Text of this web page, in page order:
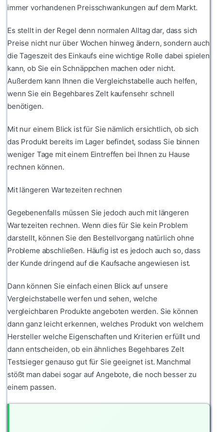
immer vorhandenen Preisschwankungen auf dem Markt.
Es stellt in der Regel denn normalen Alltag dar, dass sich
Preise nicht nur über Wochen hinweg ändern, sondern auch
die Tageszeit des Einkaufs eine wichtige Rolle dabei spielen
kann, ob Sie ein Schnäppchen machen oder nicht.
Außerdem kann Ihnen die Vergleichstabelle auch helfen,
wenn Sie ein Begehbares Zelt kaufensehr schnell
benötigen.
Mit nur einem Blick ist für Sie nämlich ersichtlich, ob sich
das Produkt bereits im Lager befindet, sodass Sie binnen
weniger Tage mit einem Eintreffen bei Ihnen zu Hause
rechnen können.
Mit längeren Wartezeiten rechnen
Gegebenenfalls müssen Sie jedoch auch mit längeren
Wartezeiten rechnen. Wenn dies für Sie kein Problem
darstellt, können Sie den Bestellvorgang natürlich ohne
Probleme abschließen. Häufig ist es jedoch auch so, dass
der Kunde dringend auf die Kaufsache angewiesen ist.
Dann können Sie einfach einen Blick auf unsere
Vergleichstabelle werfen und sehen, welche
vergleichbaren Produkte angeboten werden. Sie können
dann ganz leicht erkennen, welches Produkt von welchem
Hersteller welche Eigenschaften und Kriterien erfüllt und
dann entscheiden, ob ein ähnliches Begehbares Zelt
Testsieger genauso gut für Sie geeignet ist. Manchmal
stößt man dabei sogar auf Angebote, die noch besser zu
einem passen.